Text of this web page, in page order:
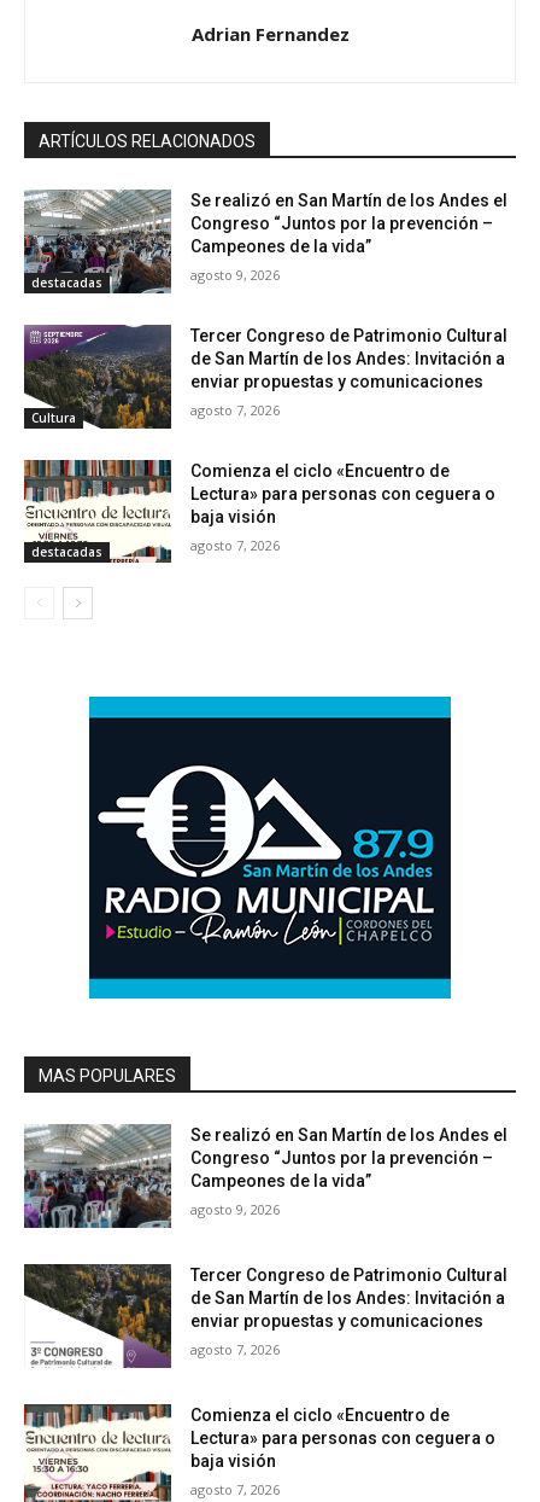
Adrian Fernandez
ARTÍCULOS RELACIONADOS
destacadas
Se realizó en San Martín de los Andes el
Congreso “Juntos por la prevención –
Campeones de la vida”
agosto 9, 2026
Cultura
Tercer Congreso de Patrimonio Cultural
de San Martín de los Andes: Invitación a
enviar propuestas y comunicaciones
agosto 7, 2026
destacadas
Comienza el ciclo «Encuentro de
Lectura» para personas con ceguera o
baja visión
agosto 7, 2026
MAS POPULARES
Se realizó en San Martín de los Andes el
Congreso “Juntos por la prevención –
Campeones de la vida”
agosto 9, 2026
Tercer Congreso de Patrimonio Cultural
de San Martín de los Andes: Invitación a
enviar propuestas y comunicaciones
agosto 7, 2026
Comienza el ciclo «Encuentro de
Lectura» para personas con ceguera o
baja visión
agosto 7, 2026